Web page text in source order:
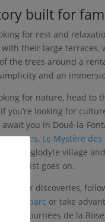
built for
for rest and
with their large terraces,
the trees around a
and an
for nature, head to
you’re looking for
you in Doué-la-
, Le Mystère des
, a troglodyte village
the list goes on.
for discoveries,
Bioparc or take
like Journées de la